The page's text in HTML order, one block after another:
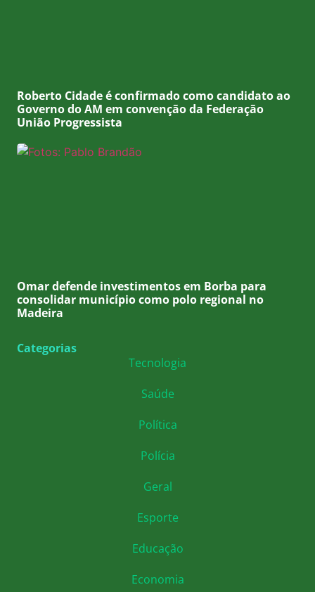
Roberto Cidade é confirmado como candidato ao
Governo do AM em convenção da Federação
União Progressista
Omar defende investimentos em Borba para
consolidar município como polo regional no
Madeira
Categorias
Tecnologia
Saúde
Política
Polícia
Geral
Esporte
Educação
Economia